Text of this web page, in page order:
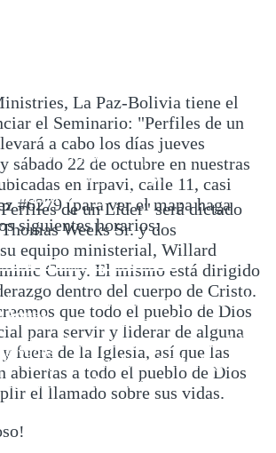
La Paz-Bolivia tiene el
el Seminario: "Perfiles de un
a cabo los días jueves
sábado 22 de octubre en nuestras
en Irpavi, calle 11, casi
#6279 (para ver el mapa haga
siguientes horarios:
10:30 a.m. y 7:30 p.m.
10:30 a.m. y 7:30 p.m.
10:30 a.m. y 7:30 p.m.
de un Líder" será dictado
Weeks Sr. y dos
equipo ministerial, Willard
Curry. El mismo está dirigido
dentro del cuerpo de Cristo.
que todo el pueblo de Dios
para servir y liderar de alguna
fuera de la Iglesia, así que las
abiertas a todo el pueblo de Dios
el llamado sobre sus vidas.
de Thomas Weeks Sr.
es un seminarista muy conocido
Su fuerte es ministrar en
relaciones y en el tema del
pastoreando en Wilmington,
casi tres décadas ya.
y mentorear líderes,
pastores. Anualmente tienen
Vida